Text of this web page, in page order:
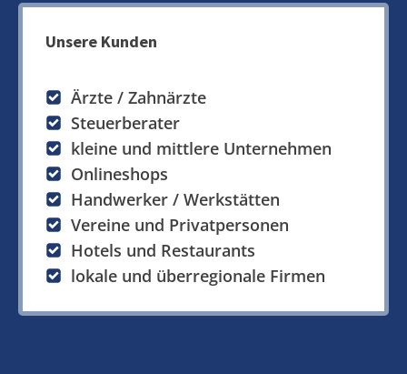
Unsere Kunden
Ärzte / Zahnärzte
Steuerberater
kleine und mittlere Unternehmen
Onlineshops
Handwerker / Werkstätten
Vereine und Privatpersonen
Hotels und Restaurants
lokale und überregionale Firmen